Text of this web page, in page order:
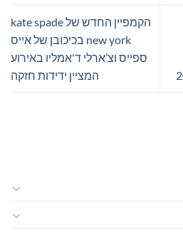
הקמפיין החדש של kate spade
new york בכיכובן של אייס
ספייס וצ’ארלי ד'אמליו באירוע
המציין ידידות חזקה